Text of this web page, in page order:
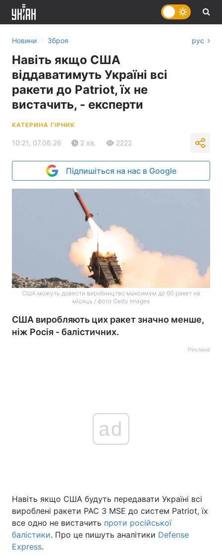
Україна Політика
Економіка
Спорт
Новини › Зброя рус
Навіть якщо США
віддаватимуть Україні всі
ракети до Patriot, їх не
вистачить, - експерти
КАТЕРИНА ГІРНИК
10:21, 07.06.26 2 хв. 2222
Підпишіться на нас в Google
США можуть довести виробництво максимум до 60 ракет на
місяць / фото Getty Images
США виробляють цих ракет значно менше,
ніж Росія - балістичних.
Реклама
ad
Навіть якщо США будуть передавати Україні всі
вироблені ракети PAC 3 MSE до систем Patriot, їх
все одно не вистачить проти російської
балістики. Про це пишуть аналітики Defense
Express.